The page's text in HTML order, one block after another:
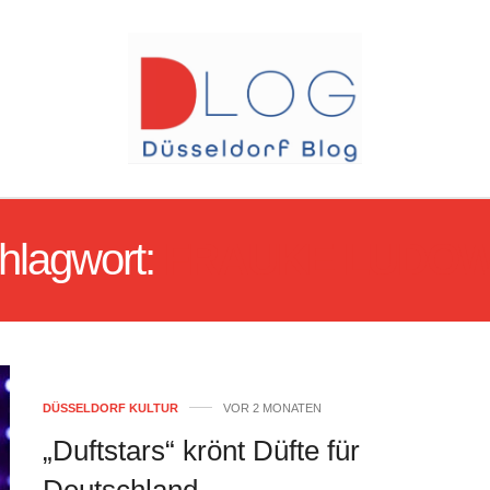
DÜSSELDORF KULTUR VOR 2 MONATEN
„Duftstars“ krönt Düfte für